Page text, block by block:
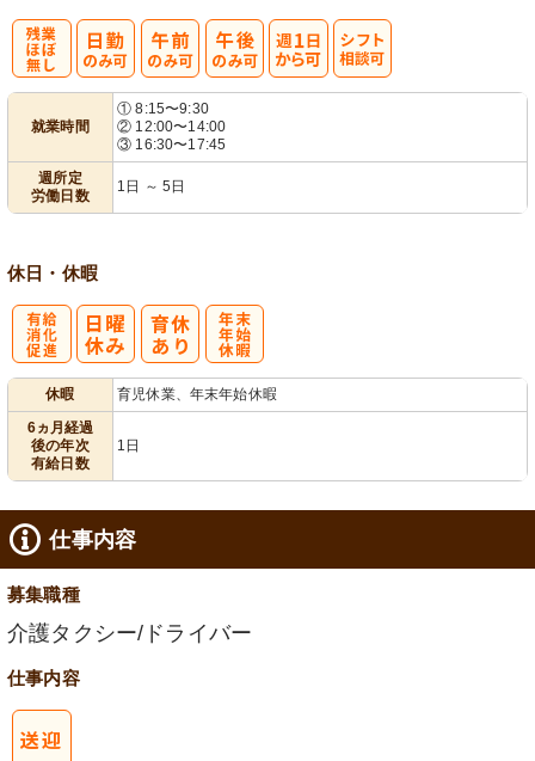
就業時間
① 8:15〜9:30
② 12:00〜14:00
③ 16:30〜17:45
週所定
労働日数
1日 ～ 5日
休日・休暇
休暇
育児休業、年末年始休暇
6ヵ月経過
後の年次
有給日数
1日
仕事内容
募集職種
介護タクシー/ドライバー
仕事内容